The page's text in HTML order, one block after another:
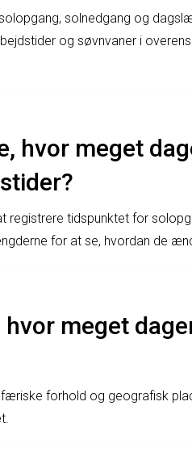
solnedgang og
og søvnvaner i
hvor meget
registrere tidspunktet for
for at se, hvordan de
meget
forhold og geografisk